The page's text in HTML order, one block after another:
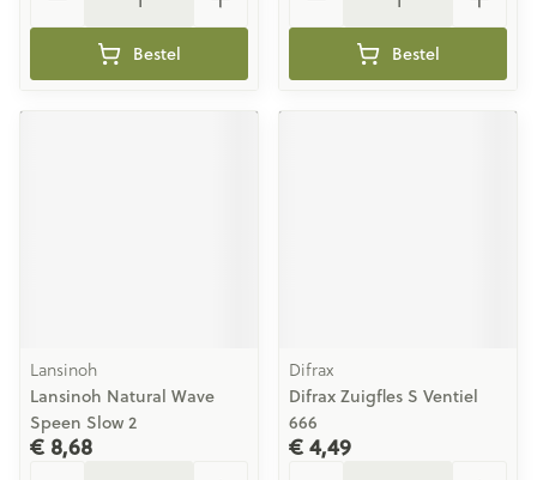
Bestel Bestel
Lansinoh
Lansinoh Natural Wave
Speen Slow 2
€ 8,68
Difrax
Difrax Zuigfles S Ventiel
666
€ 4,49